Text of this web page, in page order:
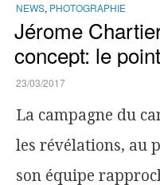
NEWS, PHOTOGRAPHIE
Jérome
concept: le
23/03/2017
La campagne du
les révélations, au
son équipe